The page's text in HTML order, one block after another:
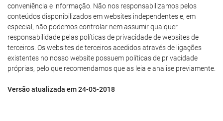
conveniência e informação. Não nos responsabilizamos pelos
conteúdos disponibilizados em websites independentes e, em
especial, não podemos controlar nem assumir qualquer
responsabilidade pelas políticas de privacidade de websites de
terceiros. Os websites de terceiros acedidos através de ligações
existentes no nosso website possuem políticas de privacidade
próprias, pelo que recomendamos que as leia e analise previamente.
Versão atualizada em 24-05-2018